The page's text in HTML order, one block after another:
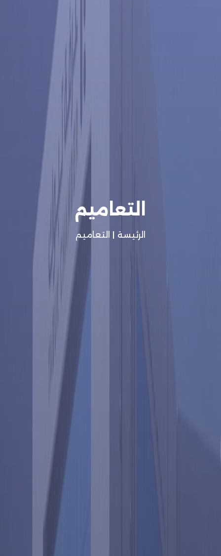
التعاميم
الرئيسة التعاميم